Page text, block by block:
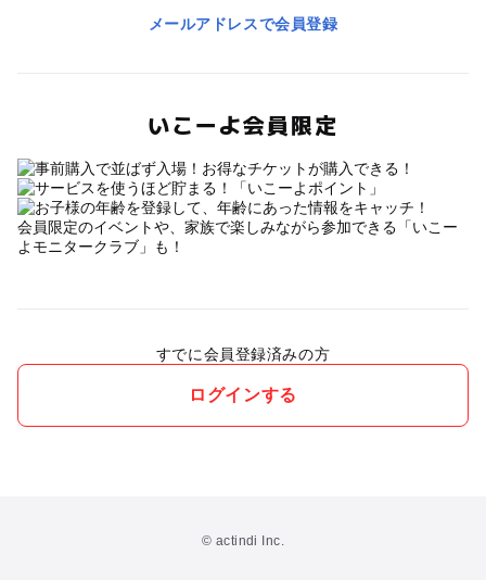
メールアドレスで会員登録
いこーよ会員限定
会員限定のイベントや、家族で楽しみながら参加できる「いこー
よモニタークラブ」も！
すでに会員登録済みの方
ログインする
© actindi Inc.